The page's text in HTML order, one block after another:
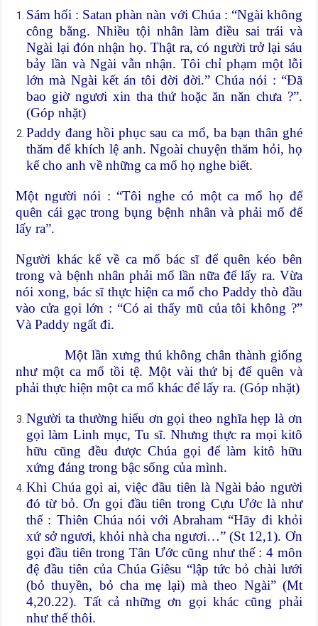
Sám hối : Satan phàn nàn với Chúa : “Ngài không
công bằng. Nhiều tội nhân làm điều sai trái và
Ngài lại đón nhận họ. Thật ra, có người trở lại sáu
bảy lần và Ngài vẫn nhận. Tôi chỉ phạm một lỗi
lớn mà Ngài kết án tôi đời đời.” Chúa nói : “Đã
bao giờ ngươi xin tha thứ hoặc ăn năn chưa ?”.
(Góp nhặt)
Paddy đang hồi phục sau ca mổ, ba bạn thân ghé
thăm để khích lệ anh. Ngoài chuyện thăm hỏi, họ
kể cho anh về những ca mổ họ nghe biết.
Một người nói : “Tôi nghe có một ca mổ họ để
quên cái gạc trong bụng bệnh nhân và phải mổ để
lấy ra”.
Người khác kể về ca mổ bác sĩ để quên kéo bên
trong và bệnh nhân phải mổ lần nữa để lấy ra. Vừa
nói xong, bác sĩ thực hiện ca mổ cho Paddy thò đầu
vào cửa gọi lớn : “Có ai thấy mũ của tôi không ?”
Và Paddy ngất đi.
Một lần xưng thú không chân thành giống
như một ca mổ tồi tệ. Một vài thứ bị để quên và
phải thực hiện một ca mổ khác để lấy ra. (Góp nhặt)
Người ta thường hiểu ơn gọi theo nghĩa hẹp là ơn
gọi làm Linh mục, Tu sĩ. Nhưng thực ra mọi kitô
hữu cũng đều được Chúa gọi để làm kitô hữu
xứng đáng trong bậc sống của mình.
Khi Chúa gọi ai, việc đầu tiên là Ngài bảo người
đó từ bỏ. Ơn gọi đầu tiên trong Cựu Ước là như
thế : Thiên Chúa nói với Abraham “Hãy đi khỏi
xứ sở ngươi, khỏi nhà cha ngươi…” (St 12,1). Ơn
gọi đầu tiên trong Tân Ước cũng như thế : 4 môn
đệ đầu tiên của Chúa Giêsu “lập tức bỏ chài lưới
(bỏ thuyền, bỏ cha mẹ lại) mà theo Ngài” (Mt
4,20.22). Tất cả những ơn gọi khác cũng phải
như thế thôi.